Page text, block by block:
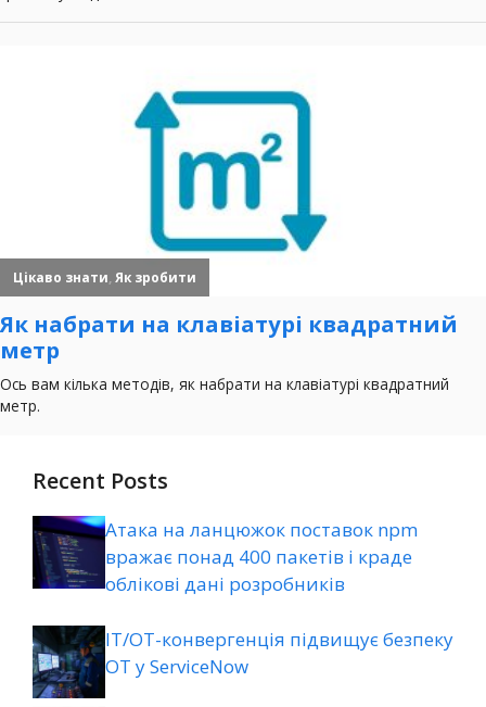
Recent Posts
Атака на ланцюжок поставок npm
вражає понад 400 пакетів і краде
облікові дані розробників
ІТ/ОТ-конвергенція підвищує безпеку
ОТ у ServiceNow